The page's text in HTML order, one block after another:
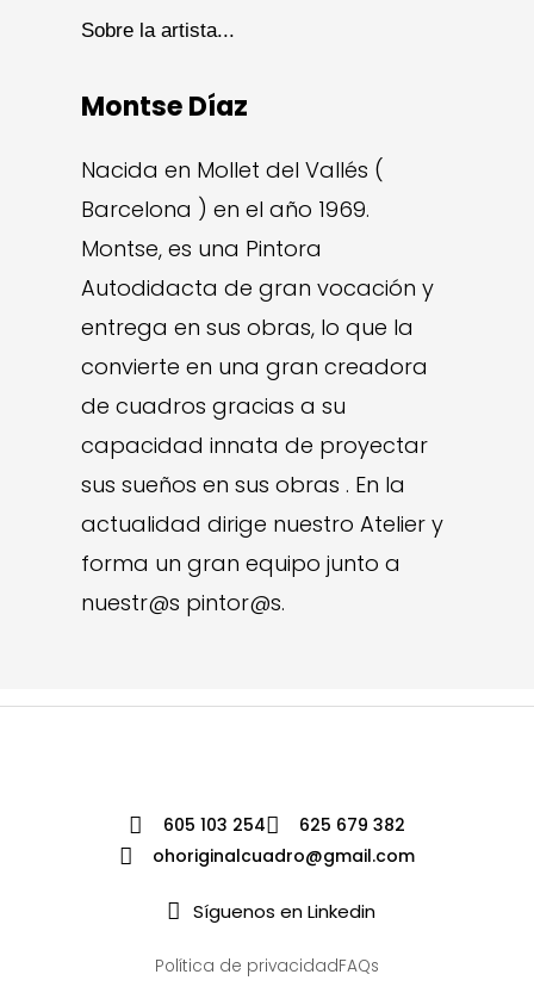
Sobre la artista...
Montse Díaz
Nacida en Mollet del Vallés (
Barcelona ) en el año 1969.
Montse, es una Pintora
Autodidacta de gran vocación y
entrega en sus obras, lo que la
convierte en una gran creadora
de cuadros gracias a su
capacidad innata de proyectar
sus sueños en sus obras . En la
actualidad dirige nuestro Atelier y
forma un gran equipo junto a
nuestr@s pintor@s.
605 103 254
625 679 382
ohoriginalcuadro@gmail.com
Síguenos en Linkedin
Política de privacidadFAQs